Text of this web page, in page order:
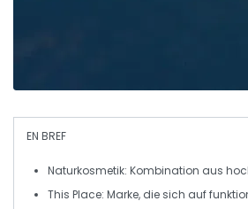
EN BREF
Naturkosmetik: Kombination aus
This Place: Marke, die sich auf